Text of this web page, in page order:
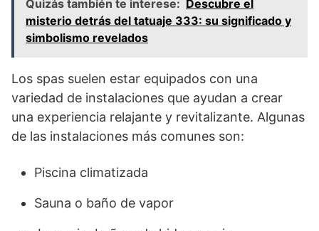
Quizás también te interese: Descubre el
misterio detrás del tatuaje 333: su significado y
simbolismo revelados
Los spas suelen estar equipados con una
variedad de instalaciones que ayudan a crear
una experiencia relajante y revitalizante. Algunas
de las instalaciones más comunes son:
Piscina climatizada
Sauna o baño de vapor